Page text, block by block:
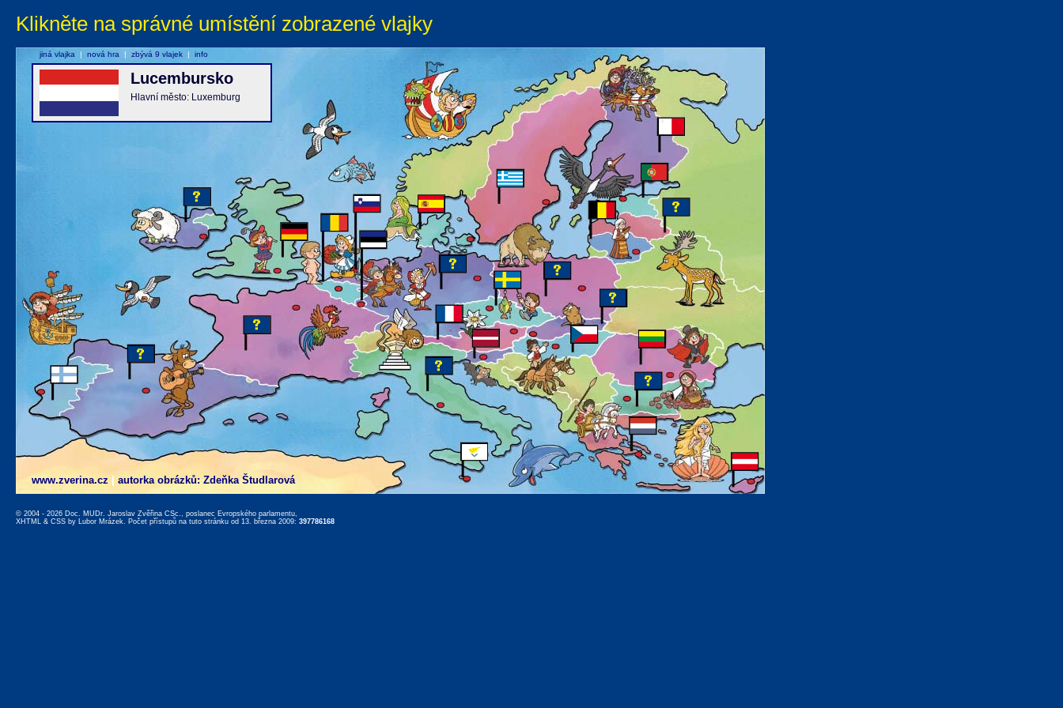
Klikněte na správné umístění zobrazené vlajky
www.zverina.cz autorka obrázků: Zdeňka Študlarová
Lucembursko
Hlavní město: Luxemburg
jiná vlajka | nová hra | zbývá 9 vlajek | info
© 2004 - 2026 Doc. MUDr. Jaroslav Zvěřina CSc., poslanec Evropského parlamentu,
XHTML & CSS by Lubor Mrázek. Počet přístupů na tuto stránku od 13. března 2009: 397786168